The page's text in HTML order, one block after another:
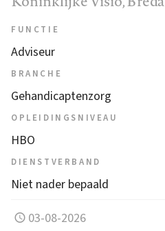
FUNCTIE
Adviseur
BRANCHE
Gehandicaptenzorg
OPLEIDINGSNIVEAU
HBO
DIENSTVERBAND
Niet nader bepaald
03-08-2026